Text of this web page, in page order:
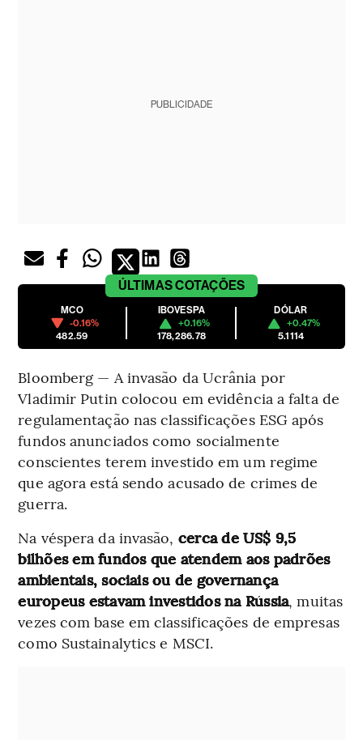
PUBLICIDADE
ÚLTIMASCOTAÇÕES
MCO
-0.16%
482.59
IBOVESPA
+0.16%
178,286.78
DÓLAR
+0.47%
5.1114
Bloomberg — A invasão da Ucrânia por
Vladimir Putin colocou em evidência a falta de
regulamentação nas classificações ESG após
fundos anunciados como socialmente
conscientes terem investido em um regime
que agora está sendo acusado de crimes de
guerra.
Na véspera da invasão, cerca de US$ 9,5
bilhões em fundos que atendem aos padrões
ambientais, sociais ou de governança
europeus estavam investidos na Rússia, muitas
vezes com base em classificações de empresas
como Sustainalytics e MSCI.